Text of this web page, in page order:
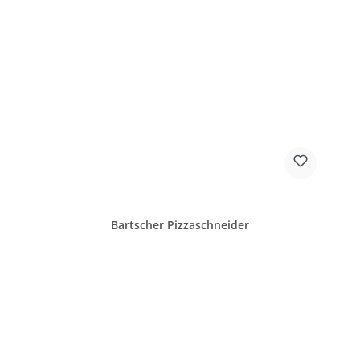
Bartscher Pizzaschneider